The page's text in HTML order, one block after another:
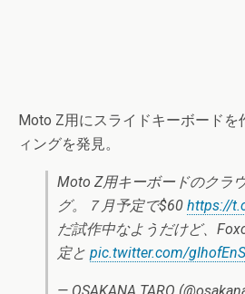
Moto Z用にスライドキーボードを
ィングを発見。
Moto Z用キーボードのクラ
グ。７月予定で$60 https://
だ試作中なようだけど、
定と pic.twitter.com/